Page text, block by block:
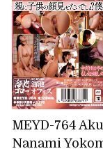
MEYD-764
Nanami